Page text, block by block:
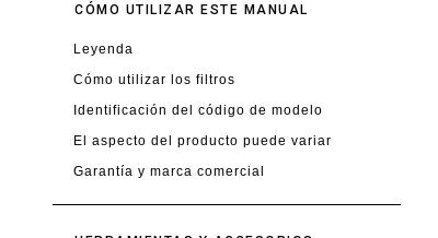
CÓMO UTILIZAR ESTE MANUAL
Leyenda
Cómo utilizar los filtros
Identificación del código de modelo
El aspecto del producto puede variar
Garantía y marca comercial